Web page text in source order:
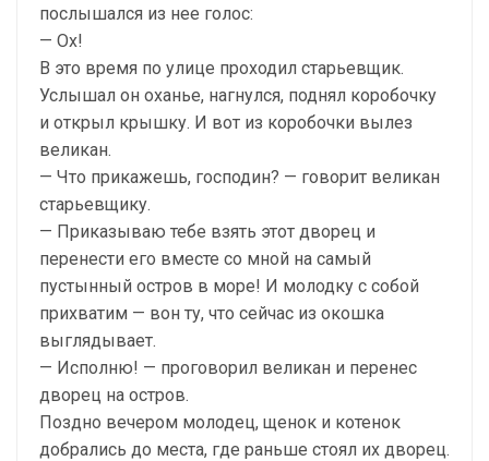
послышался из нее голос:
— Ох!
В это время по улице проходил старьевщик.
Услышал он оханье, нагнулся, поднял коробочку
и открыл крышку. И вот из коробочки вылез
великан.
— Что прикажешь, господин? — говорит великан
старьевщику.
— Приказываю тебе взять этот дворец и
перенести его вместе со мной на самый
пустынный остров в море! И молодку с собой
прихватим — вон ту, что сейчас из окошка
выглядывает.
— Исполню! — проговорил великан и перенес
дворец на остров.
Поздно вечером молодец, щенок и котенок
добрались до места, где раньше стоял их дворец.